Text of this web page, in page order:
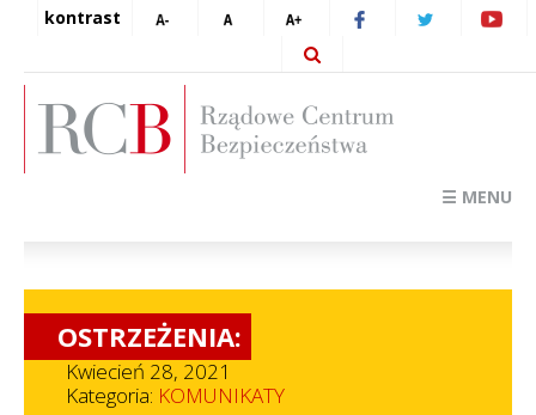
kontrast
☰ MENU
OSTRZEŻENIA:
Kwiecień 28, 2021
Kategoria: KOMUNIKATY